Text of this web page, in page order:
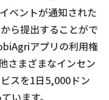
ベントが通知された
ら提出することがで
アプリの利用権
さまざまなインセン
スを1日5,000ドン